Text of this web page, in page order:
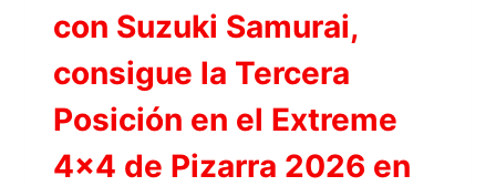
con Suzuki Samurai,
consigue la Tercera
Posición en el Extreme
4×4 de Pizarra 2026 en